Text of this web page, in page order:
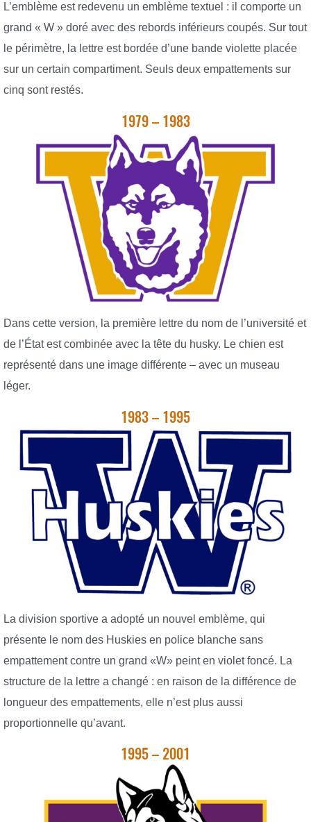
L’emblème est redevenu un emblème textuel : il comporte un
grand « W » doré avec des rebords inférieurs coupés. Sur tout
le périmètre, la lettre est bordée d’une bande violette placée
sur un certain compartiment. Seuls deux empattements sur
cinq sont restés.
1979 – 1983
Dans cette version, la première lettre du nom de l’université et
de l’État est combinée avec la tête du husky. Le chien est
représenté dans une image différente – avec un museau
léger.
1983 – 1995
La division sportive a adopté un nouvel emblème, qui
présente le nom des Huskies en police blanche sans
empattement contre un grand «W» peint en violet foncé. La
structure de la lettre a changé : en raison de la différence de
longueur des empattements, elle n’est plus aussi
proportionnelle qu’avant.
1995 – 2001